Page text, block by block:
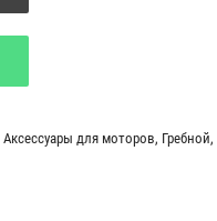
Аксессуары для моторов, Гребной,